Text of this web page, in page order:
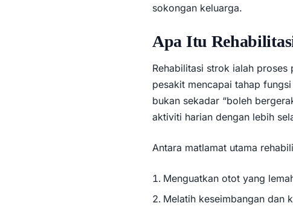
sokongan keluarga.
Apa Itu
Rehabilitasi strok ialah
pesakit mencapai tahap
bukan sekadar “boleh
aktiviti harian dengan lebih
Antara matlamat utama
Menguatkan otot yang
Melatih keseimbangan dan